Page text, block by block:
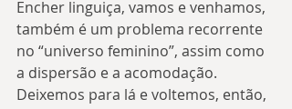
Encher linguiça, vamos e venhamos,
também é um problema recorrente
no “universo feminino”, assim como
a dispersão e a acomodação.
Deixemos para lá e voltemos, então,